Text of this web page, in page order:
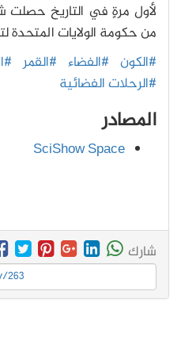
لأول مرةٍ في التاريخ
من حكومة الولايات المتحدة
#الكون #الفضاء #القمر
#الرحلات الفضائية
المصادر
SciShow Space
شارك
263